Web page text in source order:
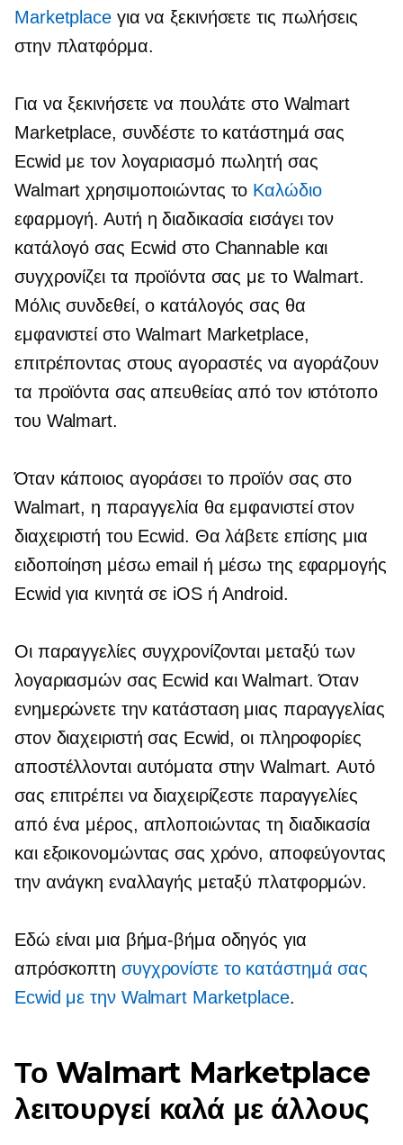
Marketplaceγια να ξεκινήσετε τις πωλήσεις
στην πλατφόρμα.
Για να ξεκινήσετε να πουλάτε στο Walmart
Marketplace, συνδέστε το κατάστημά σας
Ecwid με τον λογαριασμό πωλητή σας
Walmart χρησιμοποιώντας το Καλώδιο
εφαρμογή. Αυτή η διαδικασία εισάγει τον
κατάλογό σας Ecwid στο Channable και
συγχρονίζει τα προϊόντα σας με το Walmart.
Μόλις συνδεθεί, ο κατάλογός σας θα
εμφανιστεί στο Walmart Marketplace,
επιτρέποντας στους αγοραστές να αγοράζουν
τα προϊόντα σας απευθείας από τον ιστότοπο
του Walmart.
Όταν κάποιος αγοράσει το προϊόν σας στο
Walmart, η παραγγελία θα εμφανιστεί στον
διαχειριστή του Ecwid. Θα λάβετε επίσης μια
ειδοποίηση μέσω email ή μέσω της εφαρμογής
Ecwid για κινητά σε iOS ή Android.
Οι παραγγελίες συγχρονίζονται μεταξύ των
λογαριασμών σας Ecwid και Walmart. Όταν
ενημερώνετε την κατάσταση μιας παραγγελίας
στον διαχειριστή σας Ecwid, οι πληροφορίες
αποστέλλονται αυτόματα στην Walmart. Αυτό
σας επιτρέπει να διαχειρίζεστε παραγγελίες
από ένα μέρος, απλοποιώντας τη διαδικασία
και εξοικονομώντας σας χρόνο, αποφεύγοντας
την ανάγκη εναλλαγής μεταξύ πλατφορμών.
Εδώ είναι μια βήμα-βήμα οδηγός για
απρόσκοπτη συγχρονίστε το κατάστημά σας
Ecwid με την Walmart Marketplace.
Το Walmart Marketplace
λειτουργεί καλά με άλλους